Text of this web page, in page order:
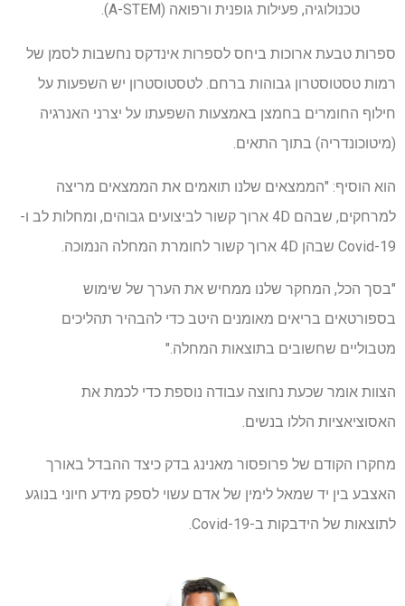
טכנולוגיה, פעילות גופנית ורפואה (A-STEM).
ספרות טבעת ארוכות ביחס לספרות אינדקס נחשבות לסמן של
רמות טסטוסטרון גבוהות ברחם. לטסטוסטרון יש השפעות על
חילוף החומרים בחמצן באמצעות השפעתו על יצרני האנרגיה
(מיטוכונדריה) בתוך התאים.
הוא הוסיף: "הממצאים שלנו תואמים את הממצאים מריצה
למרחקים, שבהם 4D ארוך קשור לביצועים גבוהים, ומחלות לב ו-
Covid-19 שבהן 4D ארוך קשור לחומרת המחלה הנמוכה.
"בסך הכל, המחקר שלנו ממחיש את הערך של שימוש
בספורטאים בריאים מאומנים היטב כדי להבהיר תהליכים
מטבוליים שחשובים בתוצאות המחלה."
הצוות אומר שכעת נחוצה עבודה נוספת כדי לכמת את
האסוציאציות הללו בנשים.
מחקרו הקודם של פרופסור מאנינג בדק כיצד ההבדל באורך
האצבע בין יד שמאל לימין של אדם עשוי לספק מידע חיוני בנוגע
לתוצאות של הידבקות ב-Covid-19.